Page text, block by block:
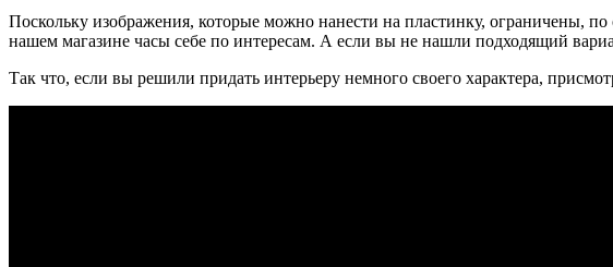
Поскольку изображения, которые можно нанести на пластинку, ограничены,
нашем магазине часы себе по интересам. А если вы не нашли подходящий
Так что, если вы решили придать интерьеру немного своего характера,